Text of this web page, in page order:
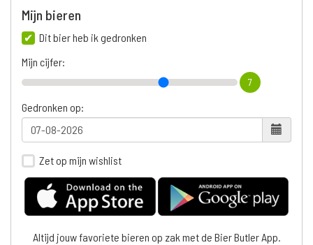
Mijn bieren
Dit bier heb ik gedronken
Mijn cijfer:
7
Gedronken op:
Zet op mijn wishlist
Altijd jouw favoriete bieren op zak met de Bier Butler App.